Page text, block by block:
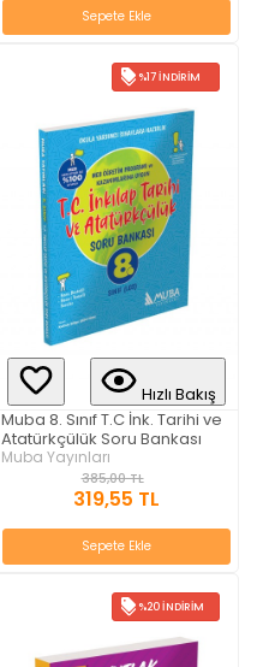
Sepete Ekle
%17 İNDIRIM
Hızlı Bakış
Muba 8. Sınıf T.C İnk. Tarihi ve
Atatürkçülük Soru Bankası
Muba Yayınları
385,00 TL
319,55 TL
Sepete Ekle
%20 İNDIRIM